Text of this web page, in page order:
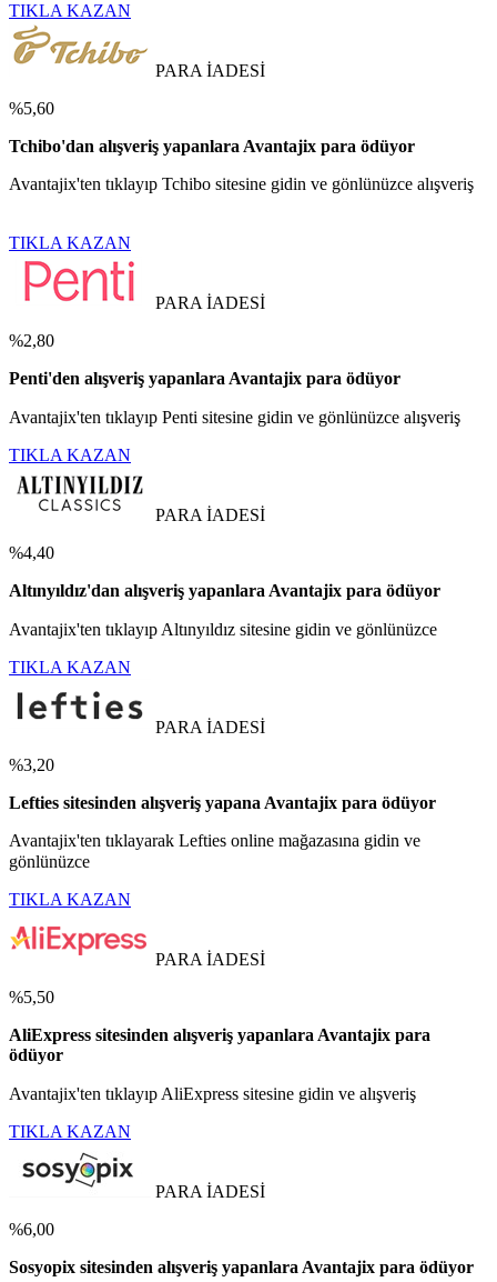
TIKLA KAZAN
PARA İADESİ
%5,60
Tchibo'dan alışveriş yapanlara Avantajix para ödüyor
Avantajix'ten tıklayıp Tchibo sitesine gidin ve gönlünüzce alışveriş
TIKLA KAZAN
PARA İADESİ
%2,80
Penti'den alışveriş yapanlara Avantajix para ödüyor
Avantajix'ten tıklayıp Penti sitesine gidin ve gönlünüzce alışveriş
TIKLA KAZAN
PARA İADESİ
%4,40
Altınyıldız'dan alışveriş yapanlara Avantajix para ödüyor
Avantajix'ten tıklayıp Altınyıldız sitesine gidin ve gönlünüzce
TIKLA KAZAN
PARA İADESİ
%3,20
Lefties sitesinden alışveriş yapana Avantajix para ödüyor
Avantajix'ten tıklayarak Lefties online mağazasına gidin ve
gönlünüzce
TIKLA KAZAN
PARA İADESİ
%5,50
AliExpress sitesinden alışveriş yapanlara Avantajix para
ödüyor
Avantajix'ten tıklayıp AliExpress sitesine gidin ve alışveriş
TIKLA KAZAN
PARA İADESİ
%6,00
Sosyopix sitesinden alışveriş yapanlara Avantajix para ödüyor